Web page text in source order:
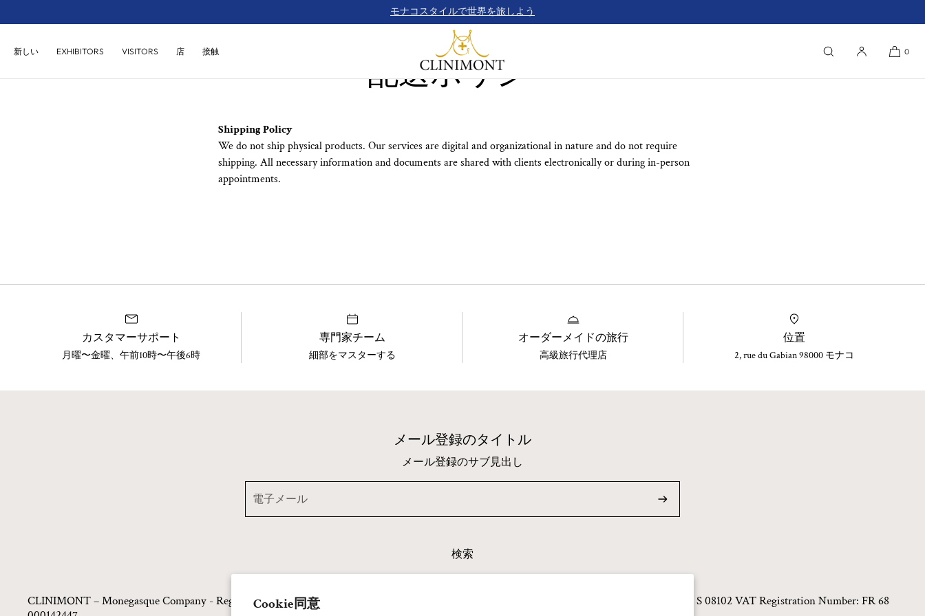
Cookie同意
モナコスタイルで世界を旅しよう
新しい EXHIBITORS VISITORS 店 接触 0
配送ポリシー
Shipping Policy
We do not ship physical products. Our services are digital and organizational in nature and do not require
shipping. All necessary information and documents are shared with clients electronically or during in-person
appointments.
カスタマーサポート
月曜〜金曜、午前10時〜午後6時
専門家チーム
細部をマスターする
オーダーメイドの旅行
高級旅行代理店
位置
2, rue du Gabian 98000 モナコ
メール登録のタイトル
メール登録のサブ見出し
検索
CLINIMONT – Monegasque Company - Registered in the Principality of Monaco - State Licence issued by the Principality of MONACO – No. 19 S 08102 VAT Registration Number: FR 68